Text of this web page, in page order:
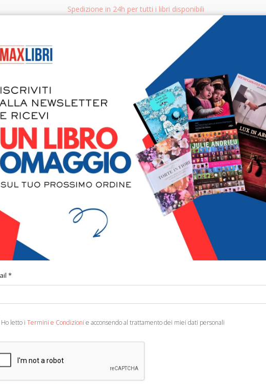
Spedizione in 24h per tutti i libri disponibili
CERCA Ricerca
SAGGISTICA LIBRI PER BAMBINI E RAGAZZI MANUALI - GUIDE - CORSI SPORT
Tecniche di
Orchidee
€ 12,00
Categoria: Animali - Natura
S. Giovanni Lupatoto, 2011;
*
Ho letto i Termini e Condizioni e acconsendo al trattamento dei miei dati personali